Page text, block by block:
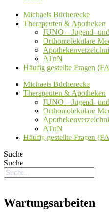
Michaels Bücherecke
Therapeuten & Apotheken
JUNO – Jugend-
Orthomolekulare
ATnN
Häufig gestellte Fragen
Michaels Bücherecke
Therapeuten & Apotheken
JUNO – Jugend-
Orthomolekulare
ATnN
Häufig gestellte Fragen
Suche
Suche
Wartungsarbeiten